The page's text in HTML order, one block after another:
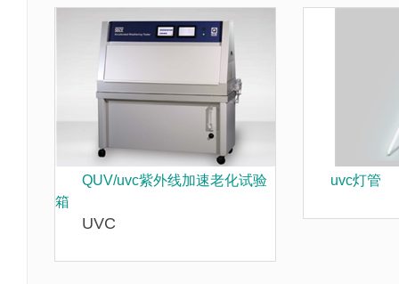
QUV/uvc紫外线加速老化试验
箱
UVC
uvc灯管